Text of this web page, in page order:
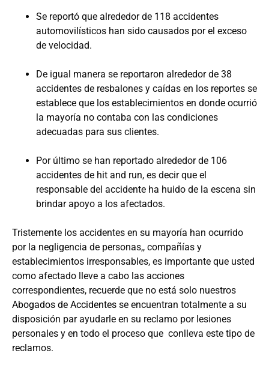
Se reportó que alrededor de 118 accidentes
automovilísticos han sido causados por el exceso
de velocidad.
De igual manera se reportaron alrededor de 38
accidentes de resbalones y caídas en los reportes se
establece que los establecimientos en donde ocurrió
la mayoría no contaba con las condiciones
adecuadas para sus clientes.
Por último se han reportado alrededor de 106
accidentes de hit and run, es decir que el
responsable del accidente ha huido de la escena sin
brindar apoyo a los afectados.
Tristemente los accidentes en su mayoría han ocurrido
por la negligencia de personas,, compañías y
establecimientos irresponsables, es importante que usted
como afectado lleve a cabo las acciones
correspondientes, recuerde que no está solo nuestros
Abogados de Accidentes se encuentran totalmente a su
disposición par ayudarle en su reclamo por lesiones
personales y en todo el proceso que conlleva este tipo de
reclamos.